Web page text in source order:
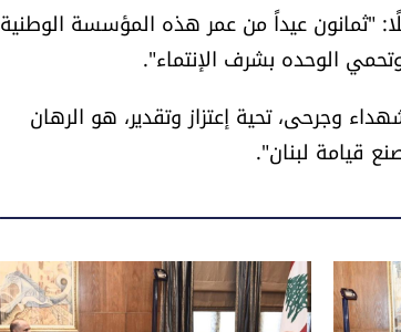
"ثمانون عيداً من عمر هذه المؤسسة الوطنية
الوحده بشرف الإنتماء".
وجرحى، تحية إعتزاز وتقدير، هو الرهان
قيامة لبنان".